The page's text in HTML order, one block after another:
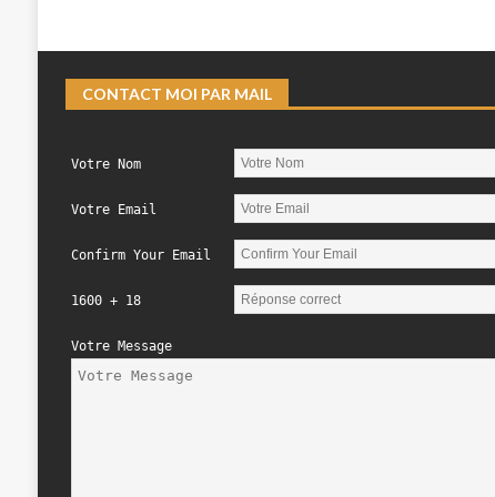
CONTACT MOI PAR MAIL
Votre Nom
Votre Email
Confirm Your Email
1600 + 18
Votre Message